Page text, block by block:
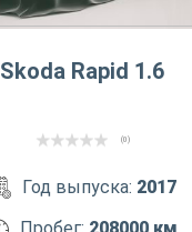
Skoda Rapid 1.6
(0)
Год выпуска: 2017